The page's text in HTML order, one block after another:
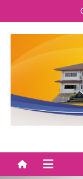
to
content